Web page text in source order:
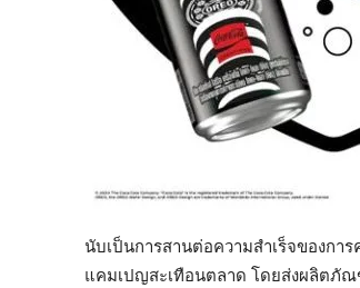
นับเป็นการสานต่อความสำเร็จของกา
แคมเปญสะเทือนตลาด โดยส่งผลิตภัณ